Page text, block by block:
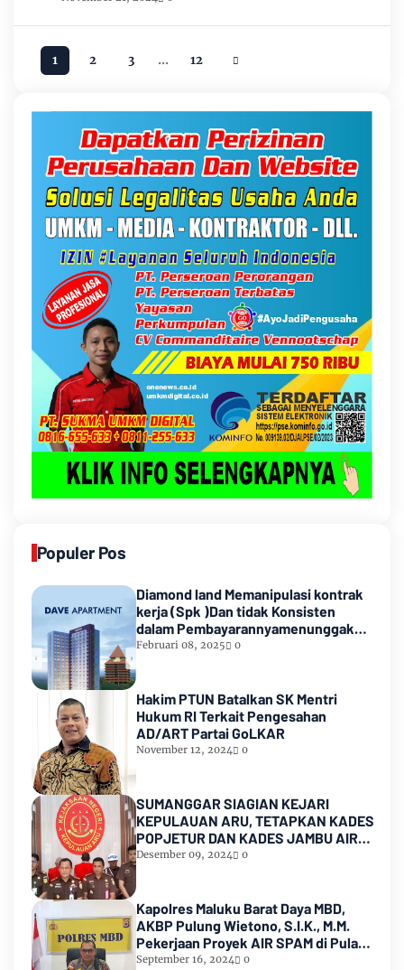
1 2 3 ... 12
Populer Pos
Diamond land Memanipulasi kontrak
kerja (Spk )Dan tidak Konsisten
dalam Pembayarannyamenunggak
sampai hampir satu tahun
Februari 08, 2025 0
Hakim PTUN Batalkan SK Mentri
Hukum RI Terkait Pengesahan
AD/ART Partai GoLKAR
November 12, 2024 0
SUMANGGAR SIAGIAN KEJARI
KEPULAUAN ARU, TETAPKAN KADES
POPJETUR DAN KADES JAMBU AIR
SEBAGAI TERSANGKA ( TSK )
ADD dan DD TA 2016 - 2021
Desember 09, 2024 0
Kapolres Maluku Barat Daya MBD,
AKBP Pulung Wietono, S.I.K., M.M.
Pekerjaan Proyek AIR SPAM di Pulau
Marsela Sementara Ditangani Oleh
September 16, 2024 0